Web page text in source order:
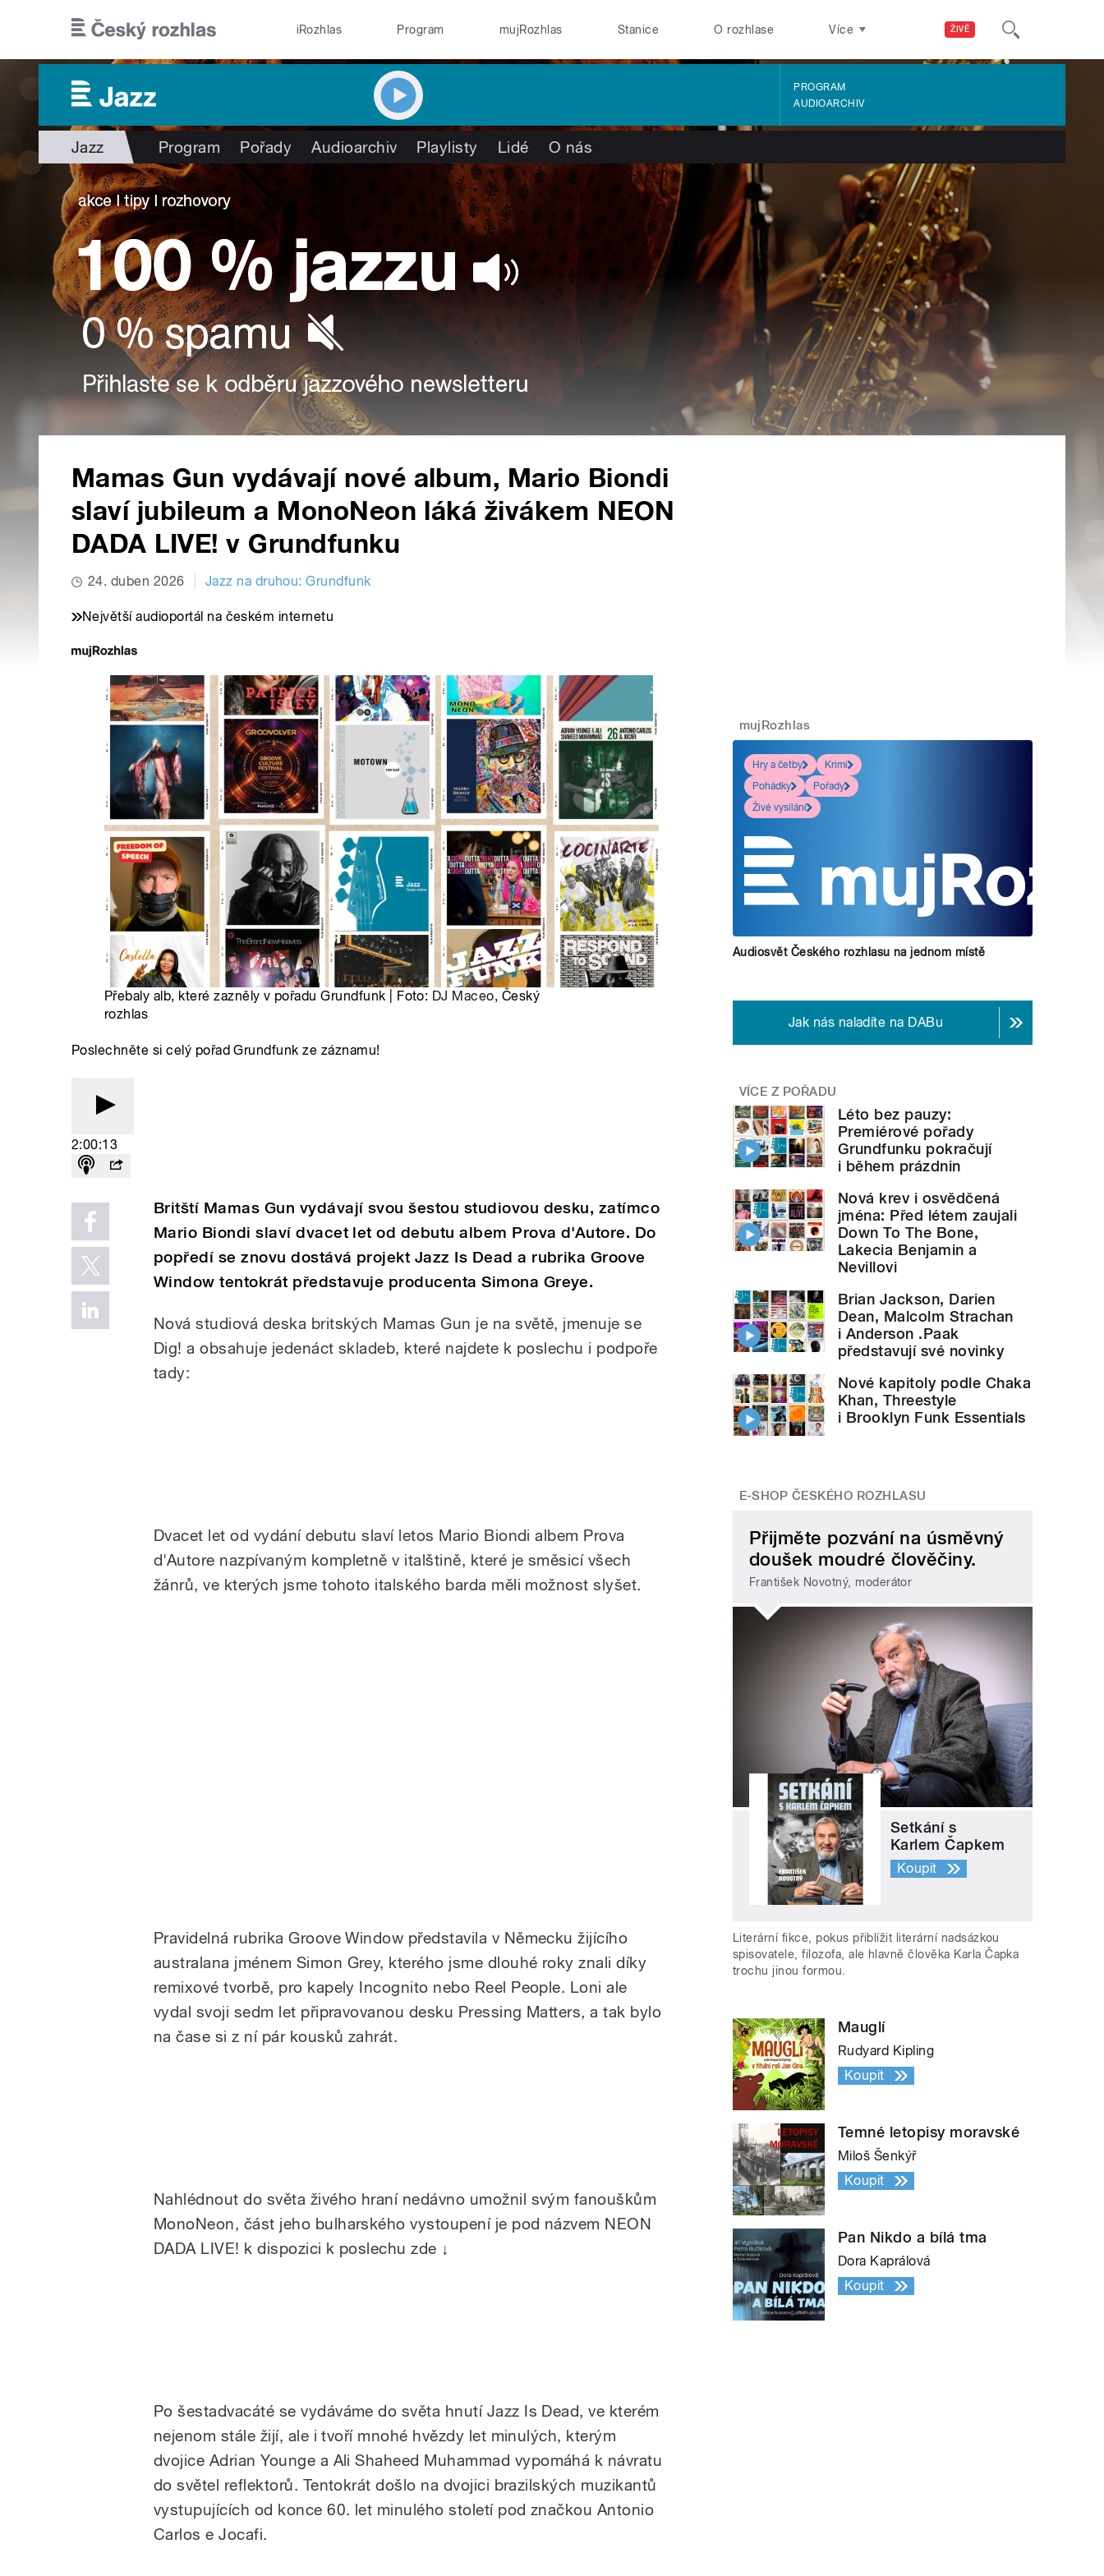
ŽIVĚ
iRozhlas Program mujRozhlas Stanice O rozhlase Více
PROGRAM
AUDIOARCHIV
Jazz Program Pořady Audioarchiv Playlisty Lidé O nás
Mamas Gun vydávají nové album, Mario Biondi
slaví jubileum a MonoNeon láká živákem NEON
DADA LIVE! v Grundfunku
24. duben 2026 Jazz na druhou: Grundfunk
Největší audioportál na českém internetu
Přebaly alb, které zazněly v pořadu Grundfunk | Foto: DJ Maceo, Český
rozhlas
Poslechněte si celý pořad Grundfunk ze záznamu!
2:00:13
Britští Mamas Gun vydávají svou šestou studiovou desku, zatímco
Mario Biondi slaví dvacet let od debutu albem Prova d'Autore. Do
popředí se znovu dostává projekt Jazz Is Dead a rubrika Groove
Window tentokrát představuje producenta Simona Greye.
Nová studiová deska britských Mamas Gun je na světě, jmenuje se
Dig! a obsahuje jedenáct skladeb, které najdete k poslechu i podpoře
tady:
Dvacet let od vydání debutu slaví letos Mario Biondi albem Prova
d'Autore nazpívaným kompletně v italštině, které je směsicí všech
žánrů, ve kterých jsme tohoto italského barda měli možnost slyšet.
Pravidelná rubrika Groove Window představila v Německu žijícího
australana jménem Simon Grey, kterého jsme dlouhé roky znali díky
remixové tvorbě, pro kapely Incognito nebo Reel People. Loni ale
vydal svoji sedm let připravovanou desku Pressing Matters, a tak bylo
na čase si z ní pár kousků zahrát.
Nahlédnout do světa živého hraní nedávno umožnil svým fanouškům
MonoNeon, část jeho bulharského vystoupení je pod názvem NEON
DADA LIVE! k dispozici k poslechu zde ↓
Po šestadvacáté se vydáváme do světa hnutí Jazz Is Dead, ve kterém
nejenom stále žijí, ale i tvoří mnohé hvězdy let minulých, kterým
dvojice Adrian Younge a Ali Shaheed Muhammad vypomáhá k návratu
do světel reflektorů. Tentokrát došlo na dvojici brazilských muzikantů
vystupujících od konce 60. let minulého století pod značkou Antonio
Carlos e Jocafi.
mujRozhlas
Hry a četby
Krimi
Pohádky
Pořady
Živé vysílání
Audiosvět Českého rozhlasu na jednom místě
Jak nás naladíte na DABu
VÍCE Z POŘADU
Léto bez pauzy:
Premiérové pořady
Grundfunku pokračují
i během prázdnin
Nová krev i osvědčená
jména: Před létem zaujali
Down To The Bone,
Lakecia Benjamin a
Nevillovi
Brian Jackson, Darien
Dean, Malcolm Strachan
i Anderson .Paak
představují své novinky
Nové kapitoly podle Chaka
Khan, Threestyle
i Brooklyn Funk Essentials
E-SHOP ČESKÉHO ROZHLASU
Přijměte pozvání na úsměvný
doušek moudré člověčiny.
František Novotný, moderátor
Setkání s
Karlem Čapkem
Koupit
Literární fikce, pokus přiblížit literární nadsázkou
spisovatele, filozofa, ale hlavně člověka Karla Čapka
trochu jinou formou.
Mauglí
Rudyard Kipling
Koupit
Temné letopisy moravské
Miloš Šenkýř
Koupit
Pan Nikdo a bílá tma
Dora Kaprálová
Koupit